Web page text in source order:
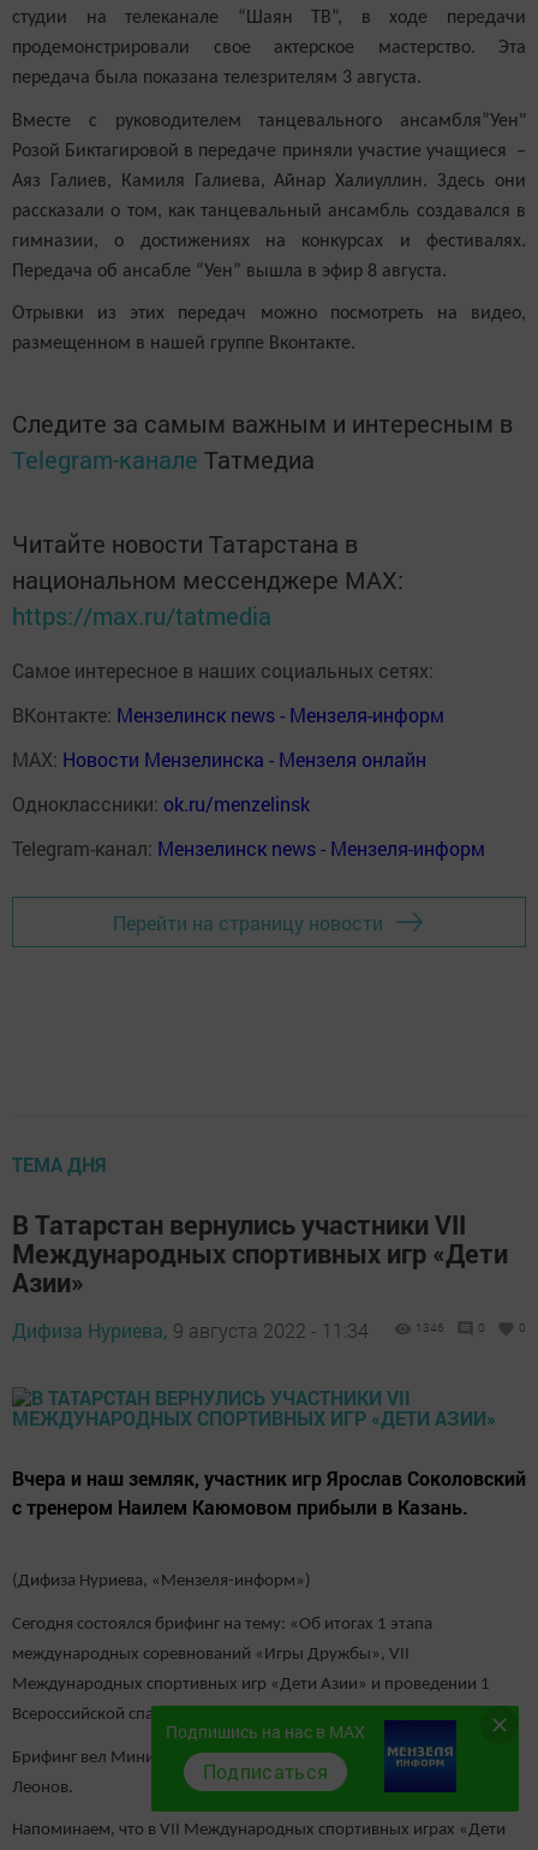
студии на телеканале “Шаян ТВ”, в ходе передачи
продемонстрировали свое актерское мастерство. Эта
передача была показана телезрителям 3 августа.
Вместе с руководителем танцевального ансамбля”Уен"
Розой Биктагировой в передаче приняли участие учащиеся –
Аяз Галиев, Камиля Галиева, Айнар Халиуллин. Здесь они
рассказали о том, как танцевальный ансамбль создавался в
гимназии, о достижениях на конкурсах и фестивалях.
Передача об ансабле “Уен” вышла в эфир 8 августа.
Отрывки из этих передач можно посмотреть на видео,
размещенном в нашей группе Вконтакте.
Следите за самым важным и интересным в
Telegram-канале Татмедиа
Читайте новости Татарстана в
национальном мессенджере MАХ:
https://max.ru/tatmedia
Самое интересное в наших социальных сетях:
ВКонтакте: Мензелинск news - Мензеля-информ
MAX: Новости Мензелинска - Мензеля онлайн
Одноклассники: ok.ru/menzelinsk
Telegram-канал: Мензелинск news - Мензеля-информ
Перейти на страницу новости
ТЕМА ДНЯ
В Татарстан вернулись участники VII
Международных спортивных игр «Дети
Азии»
Дифиза Нуриева, 9 августа 2022 - 11:34 1346 0 0
Вчера и наш земляк, участник игр Ярослав Соколовский
с тренером Наилем Каюмовом прибыли в Казань.
(Дифиза Нуриева, «Мензеля-информ»)
Сегодня состоялся брифинг на тему: «Об итогах 1 этапа
международных соревнований «Игры Дружбы», VII
Международных спортивных игр «Дети Азии» и проведении 1
Всероссийской спартакиады сильнейших спортсменов».
Брифинг вел Министр спорта Республики Татарстан Владимир
Леонов.
Напоминаем, что в VII Международных спортивных играх «Дети
Подпишись на нас в MAX
Подписаться